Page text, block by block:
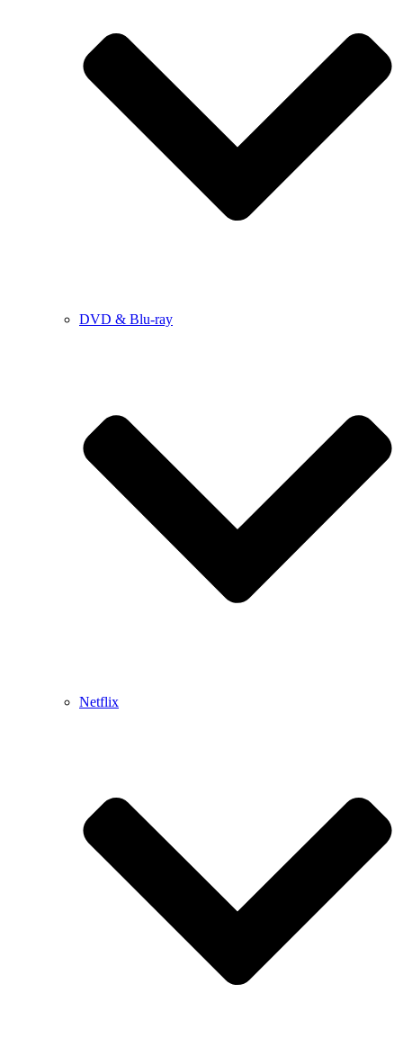
DVD & Blu-ray
Netflix